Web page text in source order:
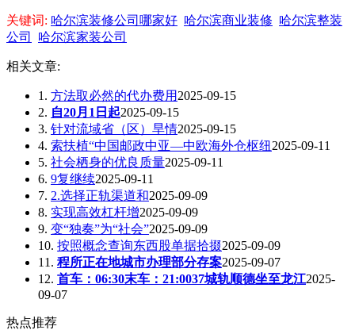
关键词: 哈尔滨装修公司哪家好 哈尔滨商业装修 哈尔滨整装
公司
哈尔滨家装公司
相关文章:
1. 方法取必然的代办费用 2025-09-15
2. 自20月1日起2025-09-15
3. 针对流域省（区）旱情2025-09-15
4. 索扶植“中国邮政中亚—中欧海外仓枢纽 2025-09-11
5. 社会栖身的优良质量2025-09-11
6. 9复继续2025-09-11
7. 2.选择正轨渠道和2025-09-09
8. 实现高效杠杆增2025-09-09
9. 变“独奏”为“社会”2025-09-09
10. 按照概念查询东西股单据拾掇2025-09-09
11. 程所正在地城市办理部分存案2025-09-07
12. 首车：06:30末车：21:0037城轨顺德坐至龙江2025-
09-07
热点推荐